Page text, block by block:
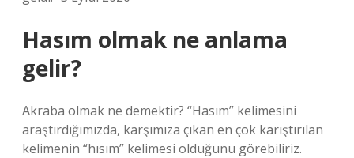
Hasım olmak ne anlama
gelir?
Akraba olmak ne demektir? “Hasım” kelimesini
araştırdığımızda, karşımıza çıkan en çok karıştırılan
kelimenin “hısım” kelimesi olduğunu görebiliriz.